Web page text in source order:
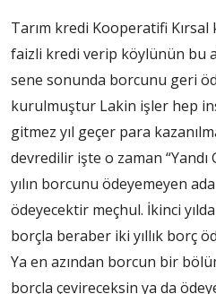
Tarım kredi Kooperatifi
faizli kredi verip köylünün bu
sene sonunda borcunu geri
kurulmuştur Lakin işler hep
gitmez yıl geçer para
devredilir işte o zaman “Yandı
yılın borcunu ödeyemeyen
ödeyecektir meçhul. İkinci
borçla beraber iki yıllık borç
Ya en azından borcun bir
borçla çevireceksin ya da